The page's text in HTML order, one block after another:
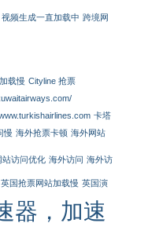
视频生成一直加载中 跨境网
载慢 Cityline 抢票
卡塔
慢 海外抢票卡顿 海外网站
站访问优化 海外访问 海外访
英国抢票网站加载慢 英国演
器，加速